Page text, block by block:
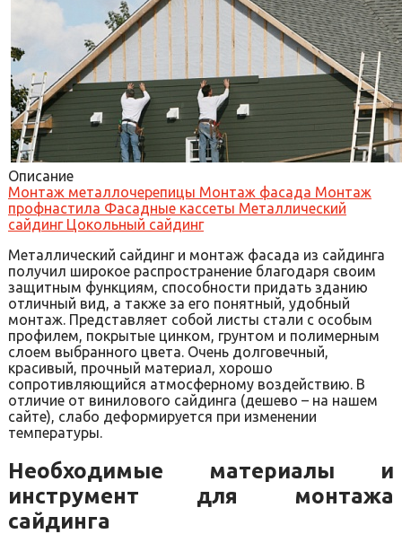
Описание
Монтаж металлочерепицы Монтаж фасада Монтаж
профнастила Фасадные кассеты Металлический
сайдинг Цокольный сайдинг
Металлический сайдинг и монтаж фасада из сайдинга
получил широкое распространение благодаря своим
защитным функциям, способности придать зданию
отличный вид, а также за его понятный, удобный
монтаж. Представляет собой листы стали с особым
профилем, покрытые цинком, грунтом и полимерным
слоем выбранного цвета. Очень долговечный,
красивый, прочный материал, хорошо
сопротивляющийся атмосферному воздействию. В
отличие от винилового сайдинга (дешево – на нашем
сайте), слабо деформируется при изменении
температуры.
Необходимые материалы и
инструмент для монтажа
сайдинга